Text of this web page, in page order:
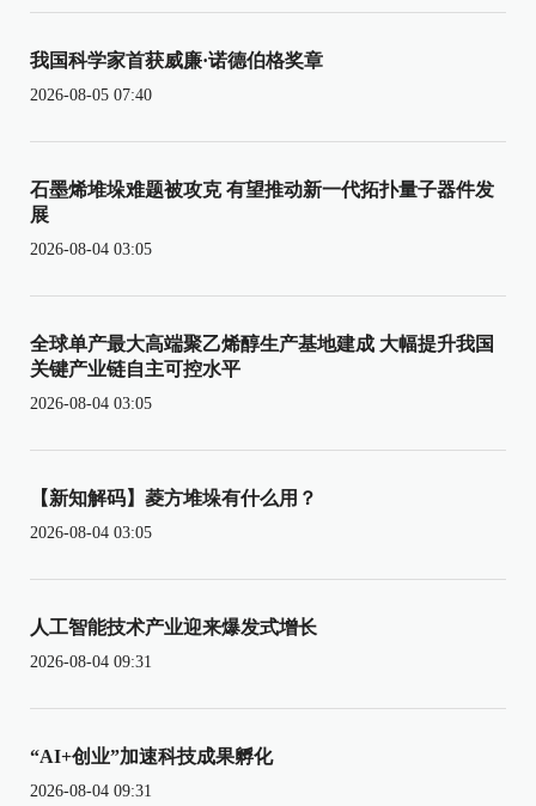
我国科学家首获威廉·诺德伯格奖章
2026-08-05 07:40
石墨烯堆垛难题被攻克 有望推动新一代拓扑量子器件发
展
2026-08-04 03:05
全球单产最大高端聚乙烯醇生产基地建成 大幅提升我国
关键产业链自主可控水平
2026-08-04 03:05
【新知解码】菱方堆垛有什么用？
2026-08-04 03:05
人工智能技术产业迎来爆发式增长
2026-08-04 09:31
“AI+创业”加速科技成果孵化
2026-08-04 09:31